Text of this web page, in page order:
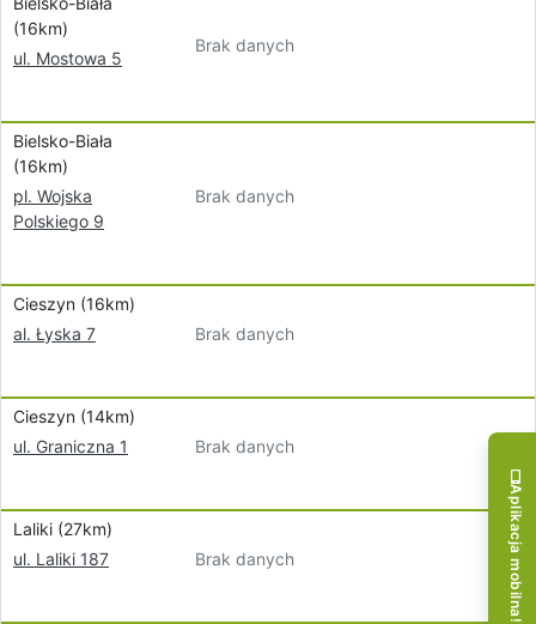
(16km)
ul. Mostowa 5
Brak danych
Bielsko-Biała
(16km)
pl. Wojska
Polskiego 9
Brak danych
Cieszyn (16km)
al. Łyska 7
Brak danych
Cieszyn (14km)
ul. Graniczna 1
Brak danych
Laliki (27km)
ul. Laliki 187
Brak danych Aplikacja mobilna!